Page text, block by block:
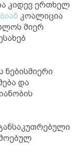
კიდევ ერთხელ
კოალიცია
მიერ
ნებისმიერი
და